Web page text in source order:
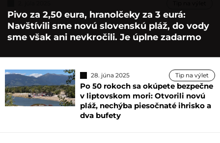
Pivo za 2,50 eura, hranolčeky za 3 eurá:
Navštívili sme novú slovenskú pláž, do vody
sme však ani nevkročili. Je úplne zadarmo
28. júna 2025 Tip na výlet
Po 50 rokoch sa okúpete bezpečne
v liptovskom mori: Otvorili novú
pláž, nechýba piesočnaté ihrisko a
dva bufety